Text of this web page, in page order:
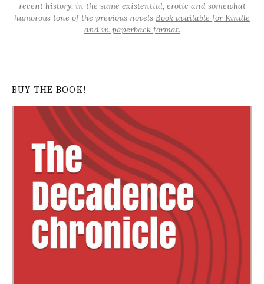
recent history, in the same existential, erotic and somewhat
humorous tone of the previous novels Book available for Kindle
and in paperback format.
BUY THE BOOK!